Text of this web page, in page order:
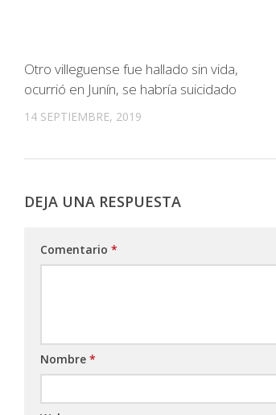
Otro villeguense fue hallado sin vida,
ocurrió en Junín, se habría suicidado
14 SEPTIEMBRE, 2019
DEJA UNA RESPUESTA
Comentario *
Nombre *